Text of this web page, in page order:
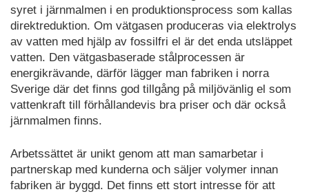
syret i järnmalmen i en produktionsprocess som kallas
direktreduktion. Om vätgasen produceras via elektrolys
av vatten med hjälp av fossilfri el är det enda utsläppet
vatten. Den vätgasbaserade stålprocessen är
energikrävande, därför lägger man fabriken i norra
Sverige där det finns god tillgång på miljövänlig el som
vattenkraft till förhållandevis bra priser och där också
järnmalmen finns.
Arbetssättet är unikt genom att man samarbetar i
partnerskap med kunderna och säljer volymer innan
fabriken är byggd. Det finns ett stort intresse för att